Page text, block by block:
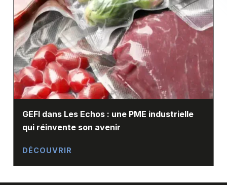
GEFI dans Les Echos : une PME industrielle
qui réinvente son avenir
DÉCOUVRIR